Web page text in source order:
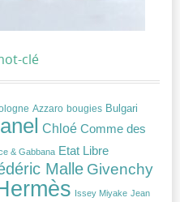
clé
Azzaro bougies Bulgari
Chloé Comme des
& Gabbana Etat Libre
Malle Givenchy
Issey Miyake Jean